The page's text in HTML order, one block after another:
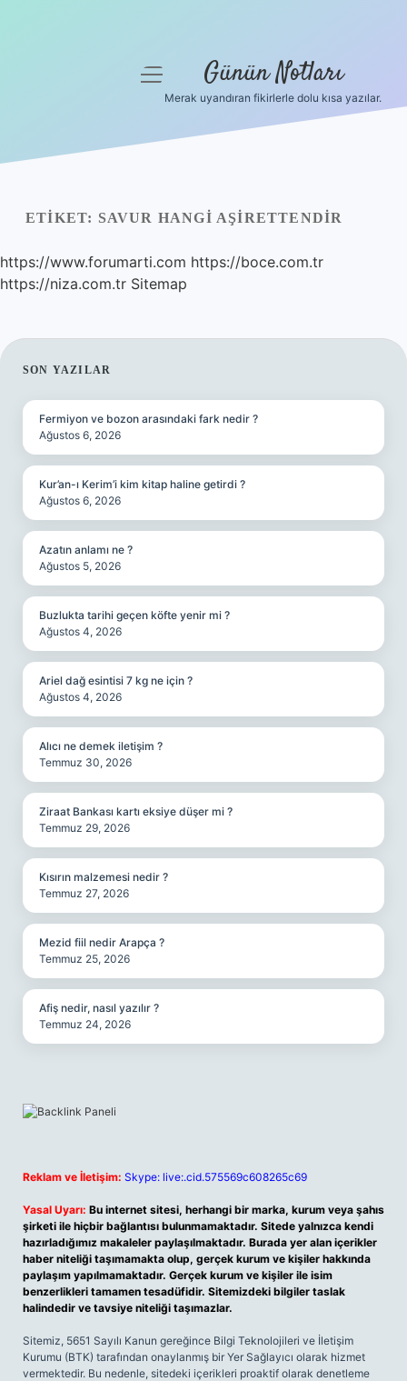
Yasal Uyarı
Hakkımızda
menüyü
Günün Notları
Merak uyandıran fikirlerle dolu kısa yazılar.
ETIKET: SAVUR HANGI AŞIRETTENDIR
https://www.forumarti.com https://boce.com.tr
https://niza.com.tr Sitemap
SIDEBAR
SON YAZILAR
Fermiyon ve bozon arasındaki fark nedir ?
Ağustos 6, 2026
Kur’an-ı Kerim’i kim kitap haline getirdi ?
Ağustos 6, 2026
Azatın anlamı ne ?
Ağustos 5, 2026
Buzlukta tarihi geçen köfte yenir mi ?
Ağustos 4, 2026
Ariel dağ esintisi 7 kg ne için ?
Ağustos 4, 2026
Alıcı ne demek iletişim ?
Temmuz 30, 2026
Ziraat Bankası kartı eksiye düşer mi ?
Temmuz 29, 2026
Kısırın malzemesi nedir ?
Temmuz 27, 2026
Mezid fiil nedir Arapça ?
Temmuz 25, 2026
Afiş nedir, nasıl yazılır ?
Temmuz 24, 2026
Reklam ve İletişim: Skype: live:.cid.575569c608265c69
Yasal Uyarı: Bu internet sitesi, herhangi bir marka, kurum veya şahıs
şirketi ile hiçbir bağlantısı bulunmamaktadır. Sitede yalnızca kendi
hazırladığımız makaleler paylaşılmaktadır. Burada yer alan içerikler
haber niteliği taşımamakta olup, gerçek kurum ve kişiler hakkında
paylaşım yapılmamaktadır. Gerçek kurum ve kişiler ile isim
benzerlikleri tamamen tesadüfidir. Sitemizdeki bilgiler taslak
halindedir ve tavsiye niteliği taşımazlar.
Sitemiz, 5651 Sayılı Kanun gereğince Bilgi Teknolojileri ve İletişim
Kurumu (BTK) tarafından onaylanmış bir Yer Sağlayıcı olarak hizmet
vermektedir. Bu nedenle, sitedeki içerikleri proaktif olarak denetleme